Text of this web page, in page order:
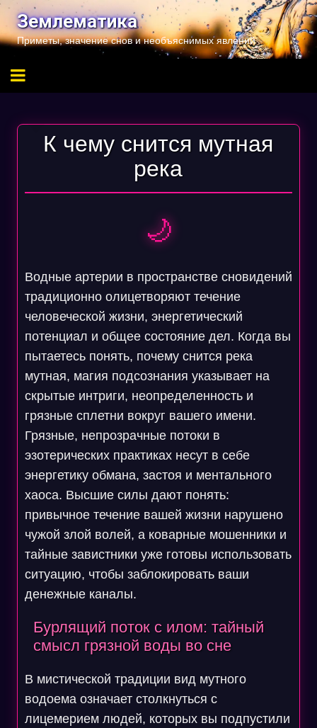
Перейти
содержимому
Землематика
Приметы, значение снов и необъяснимых явлений
К чему снится мутная
река
🌙
Водные артерии в пространстве сновидений
традиционно олицетворяют течение
человеческой жизни, энергетический
потенциал и общее состояние дел. Когда вы
пытаетесь понять, почему снится река
мутная, магия подсознания указывает на
скрытые интриги, неопределенность и
грязные сплетни вокруг вашего имени.
Грязные, непрозрачные потоки в
эзотерических практиках несут в себе
энергетику обмана, застоя и ментального
хаоса. Высшие силы дают понять:
привычное течение вашей жизни нарушено
чужой злой волей, а коварные мошенники и
тайные завистники уже готовы использовать
ситуацию, чтобы заблокировать ваши
денежные каналы.
Бурлящий поток с илом: тайный
смысл грязной воды во сне
В мистической традиции вид мутного
водоема означает столкнуться с
лицемерием людей, которых вы подпустили